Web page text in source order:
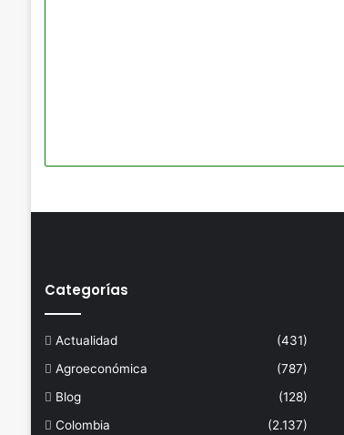
Categorías
Actualidad
(431)
Agroeconómica
(787)
Blog
(128)
Colombia
(2.137)